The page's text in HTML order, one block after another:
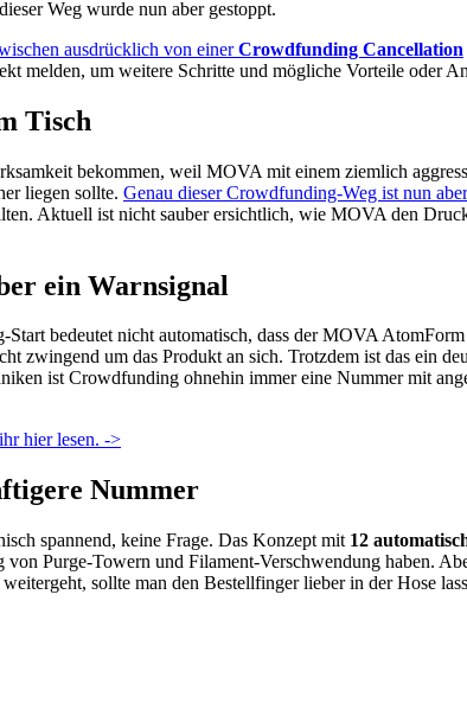
Weg wurde nun aber gestoppt.
ausdrücklich von einerCrowdfunding Cancellation
melden, um weitere Schritte und mögliche Vorteile oder
Tisch
bekommen, weil MOVA mit einem ziemlich
liegen sollte. Genau dieser Crowdfunding-Weg ist nun
Aktuell ist nicht sauber ersichtlich, wie MOVA den
ein Warnsignal
bedeutet nicht automatisch, dass der MOVA
zwingend um das Produkt an sich. Trotzdem ist das ein
ist Crowdfunding ohnehin immer eine Nummer mit
hier lesen. ->
Nummer
spannend, keine Frage. Das Konzept mit 12
Purge-Towern und Filament-Verschwendung haben.
sollte man den Bestellfinger lieber in der Hose